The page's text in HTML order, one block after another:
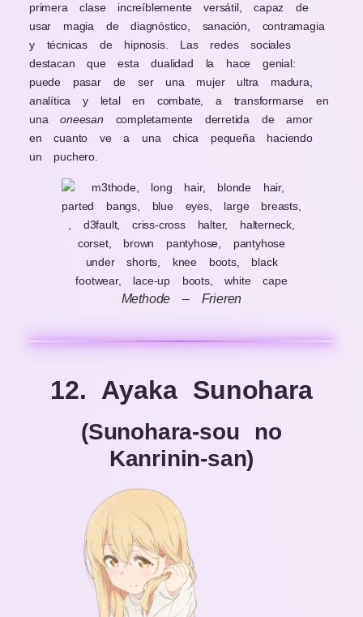
primera clase increíblemente versátil, capaz de
usar magia de diagnóstico, sanación, contramagia
y técnicas de hipnosis. Las redes sociales
destacan que esta dualidad la hace genial:
puede pasar de ser una mujer ultra madura,
analítica y letal en combate, a transformarse en
unaoneesan completamente derretida de amor
en cuanto ve a una chica pequeña haciendo
un puchero.
Methode – Frieren
12. Ayaka Sunohara
(Sunohara-sou no
Kanrinin-san)